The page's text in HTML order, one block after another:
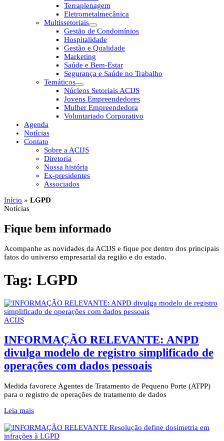
Terraplenagem
Eletrometalmecânica
Multissetoriais
Gestão de Condomínios
Hospitalidade
Gestão e Qualidade
Marketing
Saúde e Bem-Estar
Segurança e Saúde no Trabalho
Temáticos
Núcleos Setoriais ACIJS
Jovens Empreendedores
Mulher Empreendedora
Voluntariado Corporativo
Agenda
Notícias
Contato
Sobre a ACIJS
Diretoria
Nossa história
Ex-presidentes
Associados
Início » LGPD
Notícias
Fique bem informado
Acompanhe as novidades da ACIJS e fique por dentro dos principais
fatos do universo empresarial da região e do estado.
Tag: LGPD
ACIJS
INFORMAÇÃO RELEVANTE: ANPD
divulga modelo de registro simplificado de
operações com dados pessoais
Medida favorece Agentes de Tratamento de Pequeno Porte (ATPP)
para o registro de operações de tratamento de dados
Leia mais